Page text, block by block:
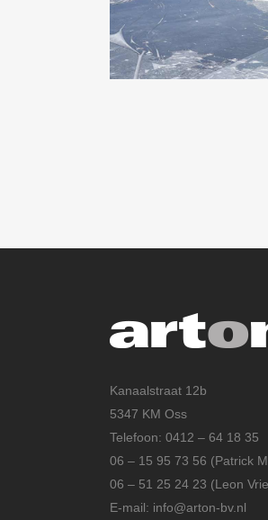
Kanaalstraat 12b
5347 KM Oss
Telefoon: 0412 – 64 18 35
06 – 15 95 73 56 (Patrick
06 – 51 25 24 23 (Leon
E-mail: info@arton-bv.nl